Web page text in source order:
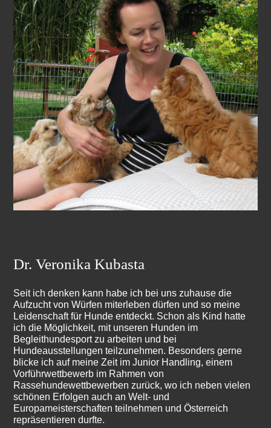
Dr. Veronika Kubasta
Seit ich denken kann habe ich bei uns zuhause die
Aufzucht von Würfen miterleben dürfen und so meine
Leidenschaft für Hunde entdeckt. Schon als Kind hatte
ich die Möglichkeit, mit unseren Hunden im
Begleithundesport zu arbeiten und bei
Hundeausstellungen teilzunehmen. Besonders gerne
blicke ich auf meine Zeit im Junior Handling, einem
Vorführwettbewerb im Rahmen von
Rassehundewettbewerben zurück, wo ich neben vielen
schönen Erfolgen auch an Welt- und
Europameisterschaften teilnehmen und Österreich
repräsentieren durfte.